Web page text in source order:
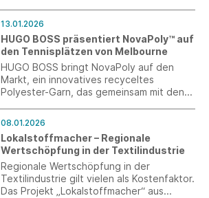
einer Arbeitsunfähigkeitsbescheinigung.
13.01.2026
HUGO BOSS präsentiert NovaPoly™ auf
den Tennisplätzen von Melbourne
HUGO BOSS bringt NovaPoly auf den
Markt, ein innovatives recyceltes
Polyester-Garn, das gemeinsam mit den
08.01.2026
Lokalstoffmacher – Regionale
Wertschöpfung in der Textilindustrie
Regionale Wertschöpfung in der
Textilindustrie gilt vielen als Kostenfaktor.
Das Projekt „Lokalstoffmacher“ aus